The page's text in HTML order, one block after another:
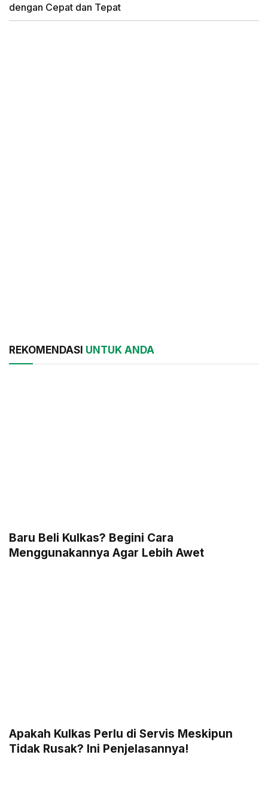
dengan Cepat dan Tepat
REKOMENDASI UNTUK ANDA
Baru Beli Kulkas? Begini Cara
Menggunakannya Agar Lebih Awet
Apakah Kulkas Perlu di Servis Meskipun
Tidak Rusak? Ini Penjelasannya!